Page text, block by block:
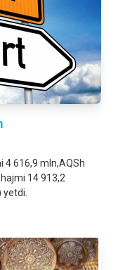
4 616,9 mln,AQSh
14 913,2